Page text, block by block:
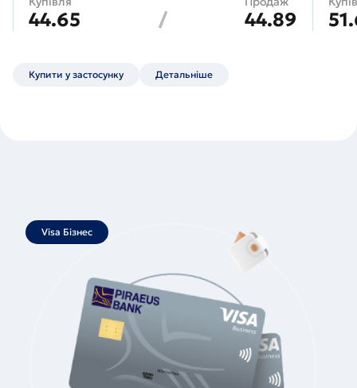
44.65 / 44.89
Купити у застосунку Детальніше
Visa Бізнес